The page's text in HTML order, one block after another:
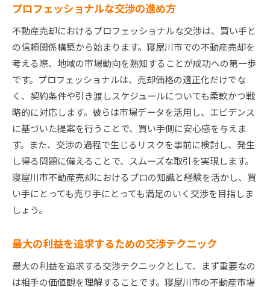
プロフェッショナルな交渉の進め方
不動産売却におけるプロフェッショナルな交渉は、買い手と
の信頼関係構築から始まります。寝屋川市での不動産売却を
考える際、地域の市場動向を熟知することが成功への第一歩
です。プロフェッショナルは、売却価格の適正化だけでな
く、契約条件や引き渡しスケジュールについても柔軟かつ戦
略的に対応します。彼らは市場データを活用し、エビデンス
に基づいた提案を行うことで、買い手側に安心感を与えま
す。また、交渉の過程で生じるリスクを事前に検討し、発生
し得る問題に備えることで、スムーズな取引を実現します。
寝屋川市不動産売却におけるプロの知識と経験を活かし、買
い手にとっても売り手にとっても満足のいく交渉を目指しま
しょう。
最大の利益を追求するための交渉テクニック
最大の利益を追求する交渉テクニックとして、まず重要なの
は相手の価値観を理解することです。寝屋川市の不動産市場